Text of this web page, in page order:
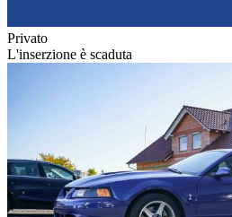
Privato
L'inserzione è scaduta